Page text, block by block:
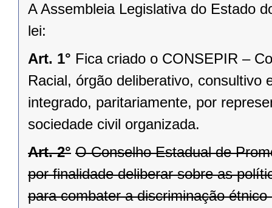
A Assembleia Legislativa do Estado
lei:
Art. 1° Fica criado o CONSEPIR –
Racial, órgão deliberativo, consultivo
integrado, paritariamente, por
sociedade civil organizada.
Art. 2° O Conselho Estadual de
por finalidade deliberar sobre as
para combater a discriminação